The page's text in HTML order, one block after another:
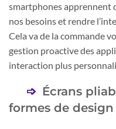
smartphones apprennent
nos besoins et rendre
Cela va de la commande
gestion proactive des
interaction plus
Écrans
formes de design